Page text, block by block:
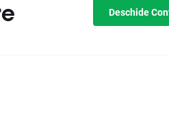
Deschide